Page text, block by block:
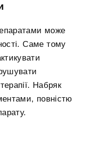
може
Саме тому
Набряк
повністю